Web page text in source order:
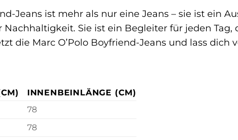
Jeans ist mehr als nur eine Jeans – sie ist ein
Nachhaltigkeit. Sie ist ein Begleiter für jeden
die Marc O’Polo Boyfriend-Jeans und lass
INNENBEINLÄNGE (CM)
78
78